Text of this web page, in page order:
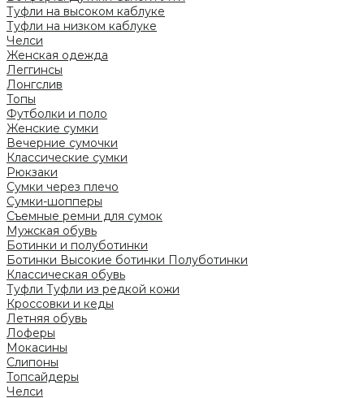
Туфли на высоком каблуке
Туфли на низком каблуке
Челси
Женская одежда
Леггинсы
Лонгслив
Топы
Футболки и поло
Женские сумки
Вечерние сумочки
Классические сумки
Рюкзаки
Сумки через плечо
Сумки-шопперы
Съемные ремни для сумок
Мужская обувь
Ботинки и полуботинки
Ботинки Высокие ботинки Полуботинки
Классическая обувь
Туфли Туфли из редкой кожи
Кроссовки и кеды
Летняя обувь
Лоферы
Мокасины
Слипоны
Топсайдеры
Челси